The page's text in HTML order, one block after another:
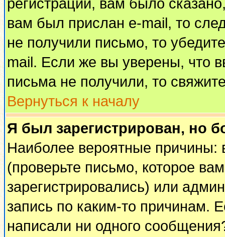
регистрации, вам было
вам был прислан e-mail, то
не получили письмо, то
mail. Если же вы уверены, что
письма не получили, то
Вернуться к началу
Я был зарегистрирован, но
Наиболее вероятные причины:
(проверьте письмо, которое
зарегистрировались) или
запись по каким-то причинам.
написали ни одного